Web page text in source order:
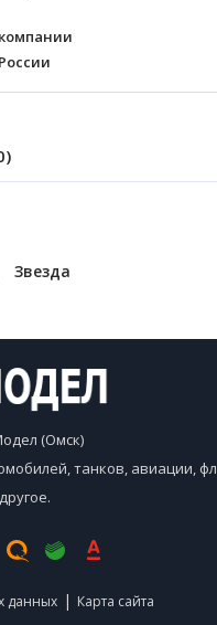
Звезда
(Омск)
танков, авиации,
данных | Карта сайта